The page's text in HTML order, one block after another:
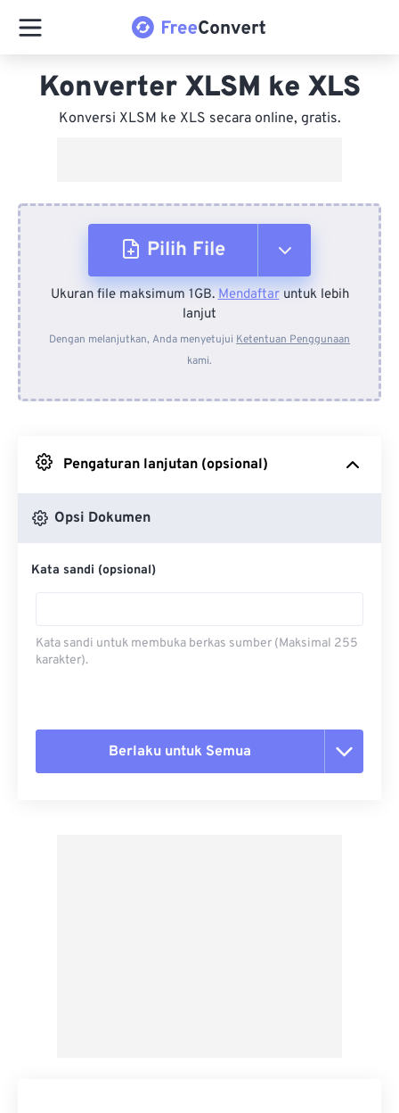
Konverter XLSM ke XLS
Konversi XLSM ke XLS secara online, gratis.
Pilih File
Dari Perangkat
Dari Dropbox
Ukuran file maksimum 1GB.Mendaftaruntuk lebih
lanjut
Dengan melanjutkan, Anda menyetujui Ketentuan Penggunaan
kami.
Pengaturan lanjutan (opsional)
Opsi Dokumen
Kata sandi (opsional)
Kata sandi untuk membuka berkas sumber (Maksimal 255
karakter).
Berlaku untuk Semua